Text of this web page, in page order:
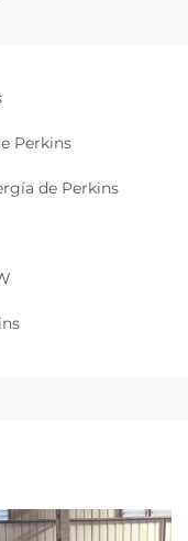
Perkins
de Perkins